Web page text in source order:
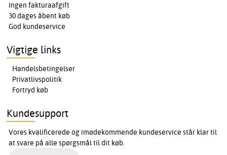
Ingen fakturaafgift
30 dages åbent køb
God kundeservice
Vigtige links
Handelsbetingelser
Privatlivspolitik
Fortryd køb
Kundesupport
Vores kvalificerede og imødekommende kundeservice står klar til
at svare på alle spørgsmål til dit køb.